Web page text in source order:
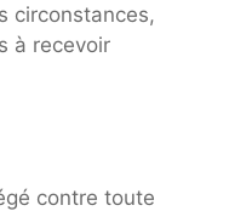
circonstances,
à recevoir
contre toute